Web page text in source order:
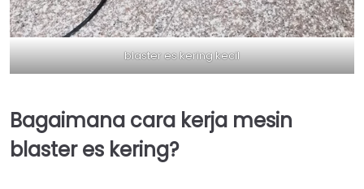
blaster es kering kecil
Bagaimana cara kerja mesin
blaster es kering?